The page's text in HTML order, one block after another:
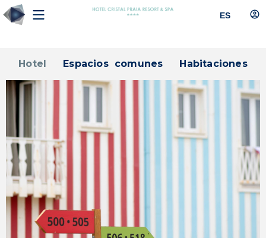
ES
Hotel Espacios comunes Habitaciones